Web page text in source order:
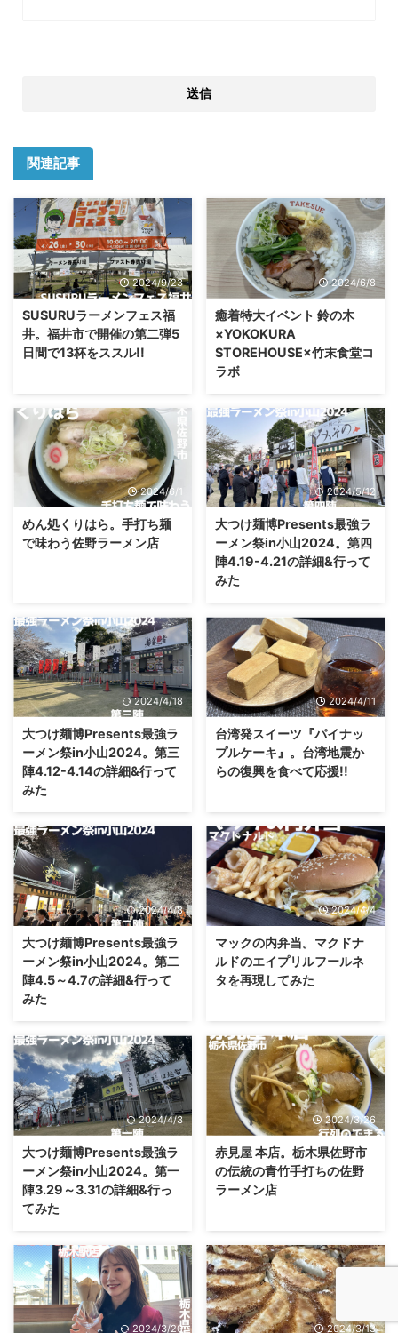
関連記事
2024/9/23
SUSURUラーメンフェス福
井。福井市で開催の第二弾5
日間で13杯をススル!!
2024/6/8
癒着特大イベント 鈴の木
×YOKOKURA
STOREHOUSE×竹末食堂コ
ラボ
2024/6/1
めん処くりはら。手打ち麺
で味わう佐野ラーメン店
2024/5/12
大つけ麺博Presents最強ラ
ーメン祭in小山2024。第四
陣4.19-4.21の詳細&行って
みた
2024/4/18
大つけ麺博Presents最強ラ
ーメン祭in小山2024。第三
陣4.12-4.14の詳細&行って
みた
2024/4/11
台湾発スイーツ『パイナッ
プルケーキ』。台湾地震か
らの復興を食べて応援!!
2024/4/8
大つけ麺博Presents最強ラ
ーメン祭in小山2024。第二
陣4.5～4.7の詳細&行って
みた
2024/4/4
マックの内弁当。マクドナ
ルドのエイプリルフールネ
タを再現してみた
2024/4/3
大つけ麺博Presents最強ラ
ーメン祭in小山2024。第一
陣3.29～3.31の詳細&行っ
てみた
2024/3/26
赤見屋 本店。栃木県佐野市
の伝統の青竹手打ちの佐野
ラーメン店
2024/3/20 2024/3/13